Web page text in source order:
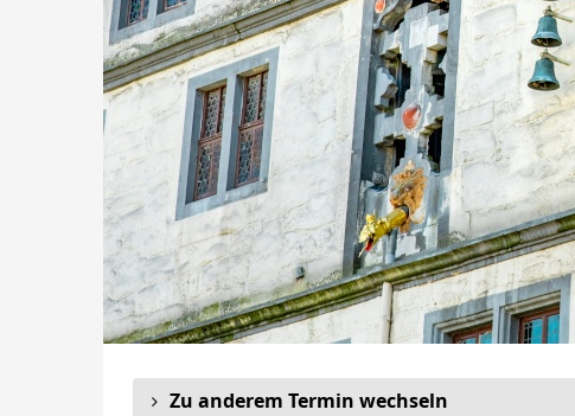
Zu anderem Termin wechseln